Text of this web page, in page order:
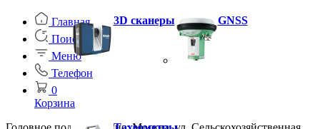
Главная
Поиск
Меню
Телефон
0
Корзина
3D сканеры GNSS